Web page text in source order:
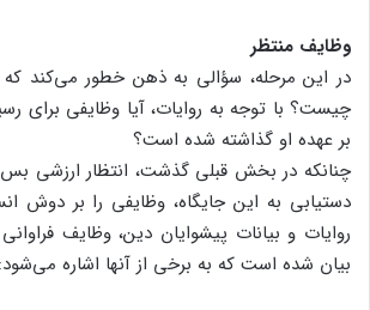
وظایف منتظر
در این مرحله، سؤالی به ذهن خطور می‌کند که
چیست؟ با توجه به روایات، آیا وظایفی برای
بر عهده او گذاشته شده است؟
چنانکه در بخش قبلی گذشت، انتظار ارزشی بس
دستیابی به این جایگاه، وظایفی را بر دوش
روایات و بیانات پیشوایان دین، وظایف
بیان شده است که به برخی از آنها اشاره می‌شود: